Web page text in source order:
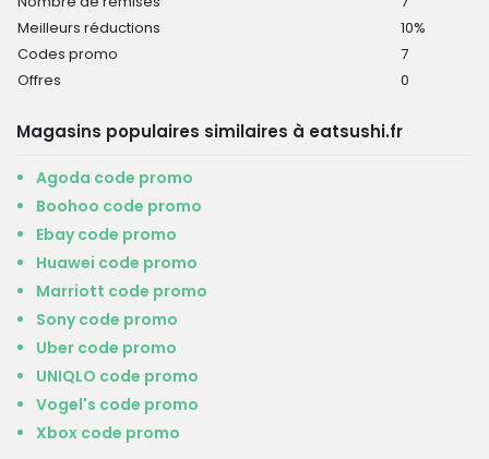
Meilleurs réductions
10%
Codes promo
7
Offres
0
Magasins populaires similaires à eatsushi.fr
Agoda code promo
Boohoo code promo
Ebay code promo
Huawei code promo
Marriott code promo
Sony code promo
Uber code promo
UNIQLO code promo
Vogel's code promo
Xbox code promo